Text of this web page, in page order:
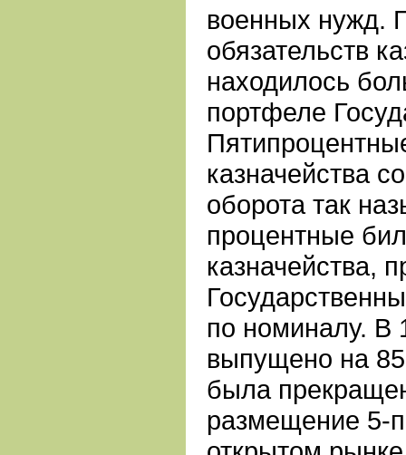
военных нужд.
обязательств
находилось
портфеле
казначейства
оборота так
процентные
казначейства,
по номиналу. В
выпущено на
была
размещение 5-